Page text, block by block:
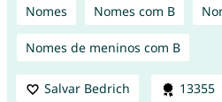
Nomes Nomes com B
Nomes de meninos com B
Salvar Bedrich 13355